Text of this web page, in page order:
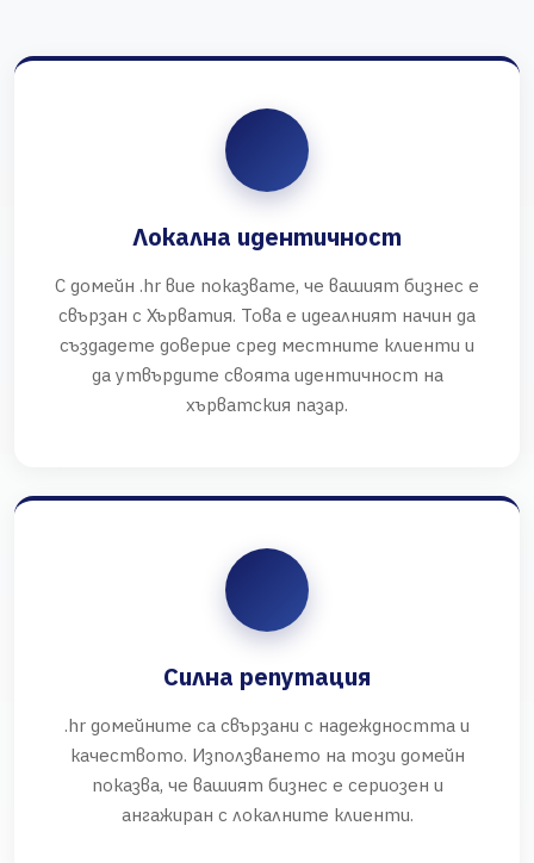
Локална идентичност
С домейн .hr вие показвате, че вашият бизнес е
свързан с Хърватия. Това е идеалният начин да
създадете доверие сред местните клиенти и
да утвърдите своята идентичност на
хърватския пазар.
Силна репутация
.hr домейните са свързани с надеждността и
качеството. Използването на този домейн
показва, че вашият бизнес е сериозен и
ангажиран с локалните клиенти.